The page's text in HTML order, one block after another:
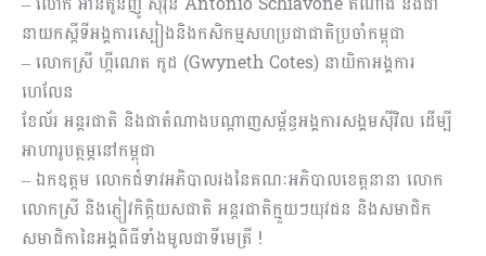
នាយកស្តីទីអង្គការស្បៀងនិងកសិកម្មសហប្រជាជាតិប្រចាំកម្ពុជា
– លោកស្រី ហ្កីណេត កូដ (Gwyneth Cotes) នាយិកាអង្គការ
ហេលែន
ខែល័រ អន្តរជាតិ និងជាតំណាងបណ្តាញសម្ព័ន្ធអង្គការសង្គមស៊ីវិល ដើម្បី
អាហារូបត្ថម្ភនៅកម្ពុជា
– ឯកឧត្តម លោកជំទាវអភិបាលរងនៃគណៈអភិបាលខេត្តនានា លោក
លោកស្រី និងភ្ញៀវកិត្តិយសជាតិ អន្តរជាតិក្មួយៗយុវជន និងសមាជិក
សមាជិកានៃអង្គពិធីទាំងមូលជាទីមេត្រី !